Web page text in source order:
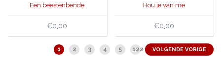
Een beestenbende
€0,00
Hou je van me
€0,00
1 2 3 4 5 122 VOLGENDE VORIGE